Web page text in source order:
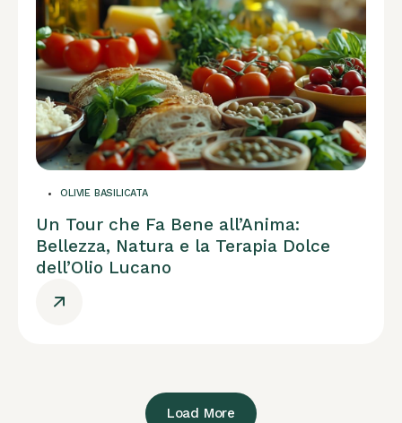
OLIVIE BASILICATA
Un Tour che Fa Bene all’Anima:
Bellezza, Natura e la Terapia Dolce
dell’Olio Lucano
Load More